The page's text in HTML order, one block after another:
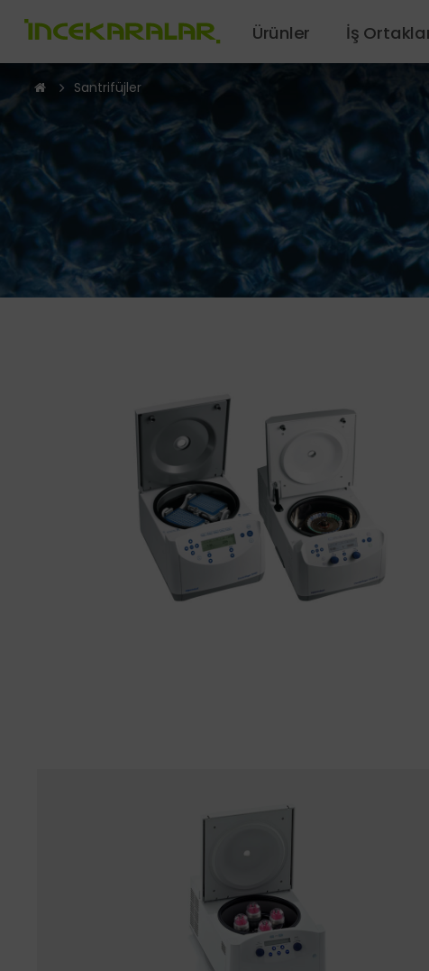
Ürünler
Biyolojik Güvenlik ve Temiz Hava Kabinleri
Derin Dondurucular ve Soğutucular
Hücre
İklimlendirme Çevresel Test Kabinleri
Isıtma ve Kurutma Fırınları – Sterilizatörler
Kan
Termomikser Cihazları ve Aksesuarları
İş
Santrifüjler